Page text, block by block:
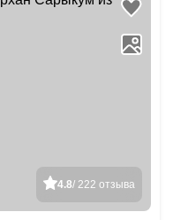
4.8/ 222 отзыва